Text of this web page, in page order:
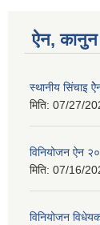
ऐन, कानुन
स्थानीय सिंचाइ
मिति: 07/27/
विनियोजन ऐन
मिति: 07/16/
विनियोजन